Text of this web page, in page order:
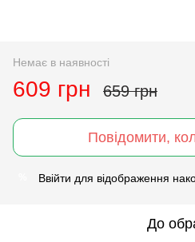
Немає в наявності
609 грн 659 грн
Повідомити,
Ввійти для відображення
До